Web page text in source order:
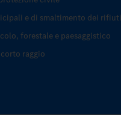
e di smaltimento dei rifiuti
forestale e paesaggistico
raggio